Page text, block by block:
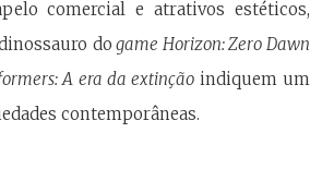
comercial e atrativos estéticos,
do game Horizon: Zero Dawn
A era da extinçãoindiquem um
contemporâneas.